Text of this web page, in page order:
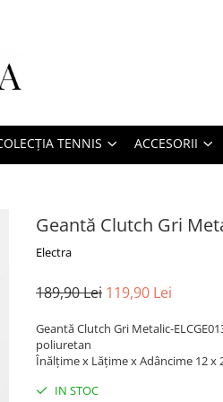
TENNIS ACCESORII
Geantă Clutch Gri
Electra
189,90 Lei 119,90 Lei
Geantă Clutch Gri Metalic-
poliuretan
Înălțime x Lățime x Adâncime 12 x
IN STOC